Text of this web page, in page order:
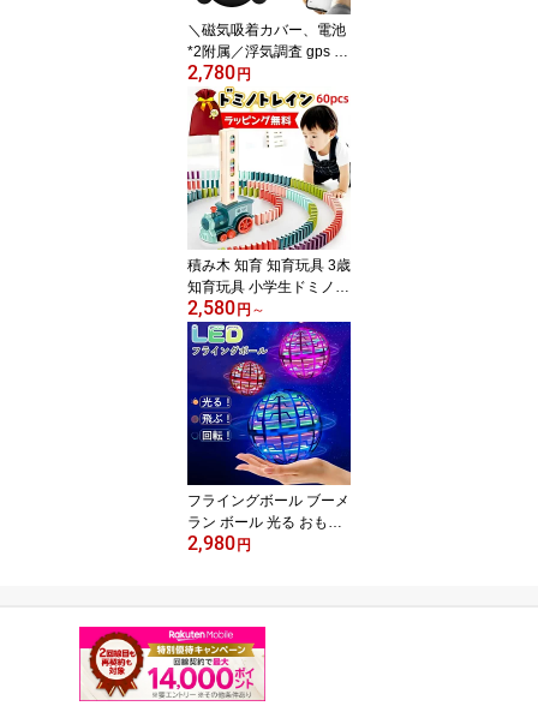
ー 強力磁石内蔵 車 探偵
車両取付
＼磁気吸着カバー、電池
*2附属／浮気調査 gps お
すすめ 盗難対策 GPS発
信機 GPS追跡 GPS 発信
器 小型GPS 365日持続可
能 自動追跡 紛失防止 盗
難防止 GPS浮気調査 家
族用 車 車外 磁石付 無制
限 位置検索 検索無制限
地域制限なし 返却不要
2,780円
積み木 知育 知育玩具 3歳
知育玩具 小学生ドミノト
レイン ドミノ車 ドミノ
おもちゃ ドミノ倒し ド
ミノおもちゃ 3歳 誕生日
プレゼント ブロック 知
育おもちゃ2歳 3歳 4歳 5
歳 6歳 7歳 小学生 女の子
男の子 女 男 子供 誕生日
プレゼント ギフト 幼稚
園 保育園 入園 卒園
2,580円 ～
フライングボール ブーメ
ラン ボール 光る おもち
ゃ スピナー ジャイロ 子
ル 遊び 回転式 プレゼン
ト クリスマス
2,980円